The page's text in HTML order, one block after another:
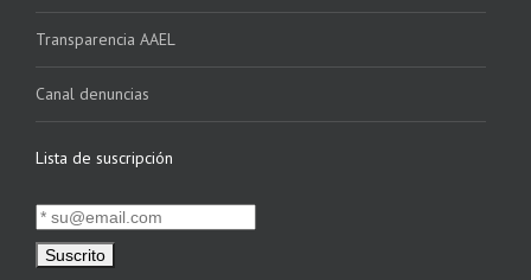
Transparencia AAEL
Canal denuncias
Lista de suscripción